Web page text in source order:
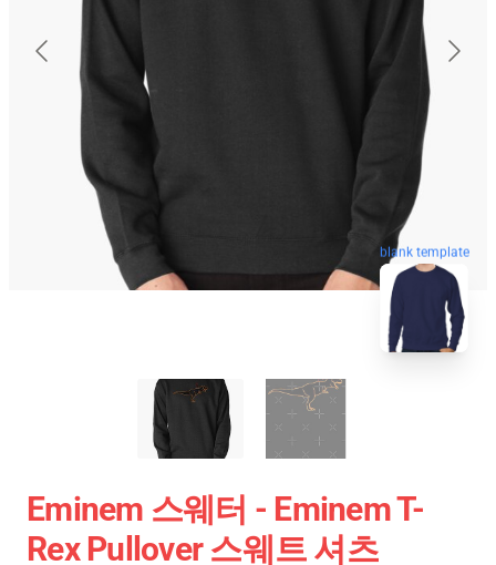
blank template
Eminem 스웨터 - Eminem T-
Rex Pullover 스웨트 셔츠